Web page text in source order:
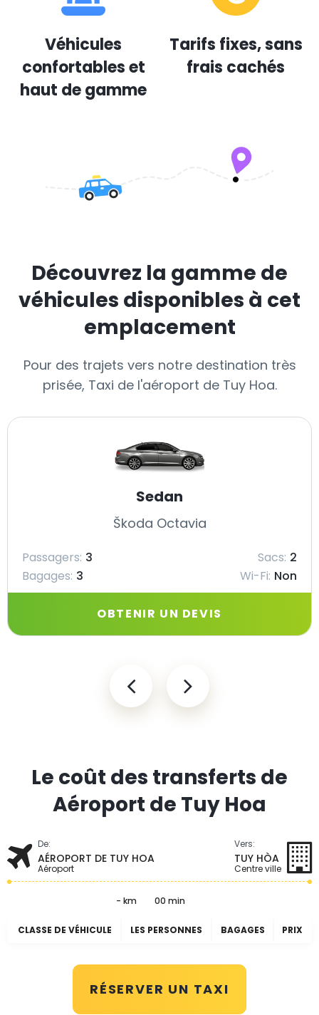
Véhicules
confortables et
haut de gamme
Tarifs fixes, sans
frais cachés
Découvrez la gamme de
véhicules disponibles à cet
emplacement
Pour des trajets vers notre destination très
prisée, Taxi de l'aéroport de Tuy Hoa.
Sedan
Škoda Octavia
Passagers: 3 Sacs: 2
Bagages: 3 Wi-Fi: Non
OBTENIR UN DEVIS
Le coût des transferts de
Aéroport de Tuy Hoa
De:
AÉROPORT DE TUY HOA
Aéroport
Vers:
TUY HÒA
Centre ville
- km 00 min
CLASSE DE VÉHICULE LES PERSONNES BAGAGES PRIX
RÉSERVER UN TAXI